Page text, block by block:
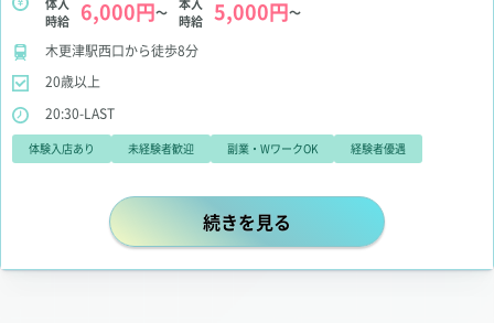
時給
6,000円～
時給
5,000円～
木更津駅西口から徒歩8分
20歳以上
20:30-LAST
体験入店あり 未経験者歓迎 副業・WワークOK 経験者優遇
体入時給5000円保証☆他にもプラ
続きを見る